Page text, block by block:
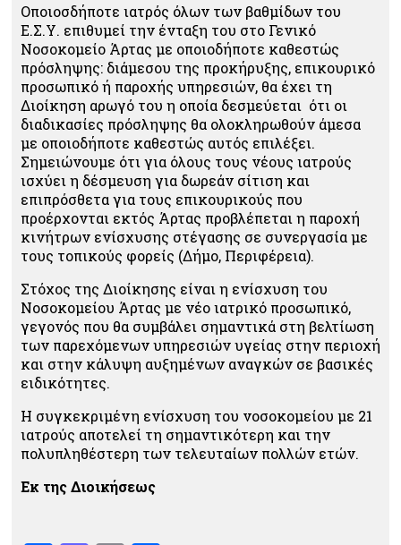
Οποιοσδήποτε ιατρός όλων των βαθμίδων του
Ε.Σ.Υ. επιθυμεί την ένταξη του στο Γενικό
Νοσοκομείο Άρτας με οποιοδήποτε καθεστώς
πρόσληψης: διάμεσου της προκήρυξης, επικουρικό
προσωπικό ή παροχής υπηρεσιών, θα έχει τη
Διοίκηση αρωγό του η οποία δεσμεύεται ότι οι
διαδικασίες πρόσληψης θα ολοκληρωθούν άμεσα
με οποιοδήποτε καθεστώς αυτός επιλέξει.
Σημειώνουμε ότι για όλους τους νέους ιατρούς
ισχύει η δέσμευση για δωρεάν σίτιση και
επιπρόσθετα για τους επικουρικούς που
προέρχονται εκτός Άρτας προβλέπεται η παροχή
κινήτρων ενίσχυσης στέγασης σε συνεργασία με
τους τοπικούς φορείς (Δήμο, Περιφέρεια).
Στόχος της Διοίκησης είναι η ενίσχυση του
Νοσοκομείου Άρτας με νέο ιατρικό προσωπικό,
γεγονός που θα συμβάλει σημαντικά στη βελτίωση
των παρεχόμενων υπηρεσιών υγείας στην περιοχή
και στην κάλυψη αυξημένων αναγκών σε βασικές
ειδικότητες.
Η συγκεκριμένη ενίσχυση του νοσοκομείου με 21
ιατρούς αποτελεί τη σημαντικότερη και την
πολυπληθέστερη των τελευταίων πολλών ετών.
Εκ της Διοικήσεως